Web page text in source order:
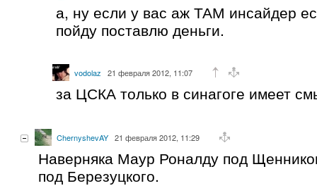
а, ну если у вас аж ТАМ инсайдер
пойду поставлю деньги.
vodolaz 21 февраля 2012, 11:07
за ЦСКА только в синагоге имеет
ChernyshevAY 21 февраля 2012, 11:29
Наверняка Маур Роналду под
под Березуцкого.